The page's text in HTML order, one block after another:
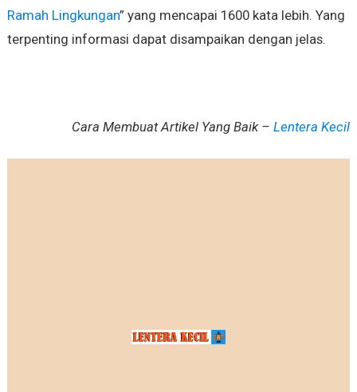
Ramah Lingkungan” yang mencapai 1600 kata lebih. Yang
terpenting informasi dapat disampaikan dengan jelas.
Cara Membuat Artikel Yang Baik – Lentera Kecil